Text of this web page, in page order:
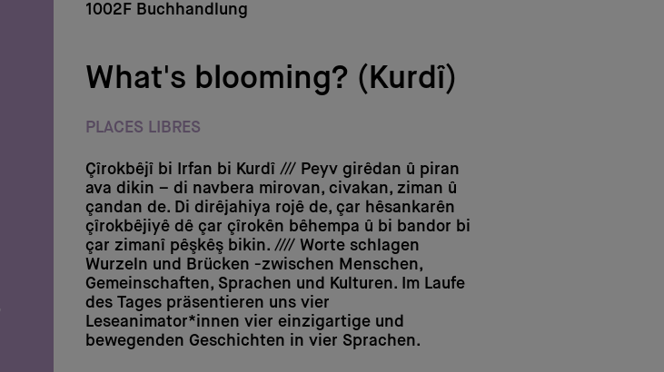
1002F Buchhandlung
What's blooming? (Kurdî)
PLACES LIBRES
Çîrokbêjî bi Irfan bi Kurdî /// Peyv girêdan û piran
ava dikin – di navbera mirovan, civakan, ziman û
çandan de. Di dirêjahiya rojê de, çar hêsankarên
çîrokbêjiyê dê çar çîrokên bêhempa û bi bandor bi
çar zimanî pêşkêş bikin. //// Worte schlagen
Wurzeln und Brücken -zwischen Menschen,
Gemeinschaften, Sprachen und Kulturen. Im Laufe
des Tages präsentieren uns vier
Leseanimator*innen vier einzigartige und
bewegenden Geschichten in vier Sprachen.